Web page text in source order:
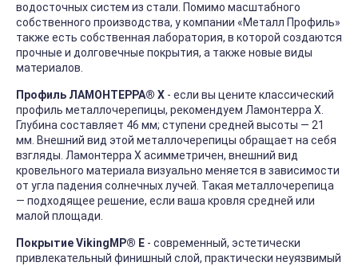
водосточных систем из стали. Помимо масштабного
собственного производства, у компании «Металл Профиль»
также есть собственная лаборатория, в которой создаются
прочные и долговечные покрытия, а также новые виды
материалов.
Профиль ЛАМОНТЕРРА® X - если вы цените классический
профиль металлочерепицы, рекомендуем Ламонтерра X.
Глубина составляет 46 мм; ступени средней высоты — 21
мм. Внешний вид этой металлочерепицы обращает на себя
взгляды. Ламонтерра X асимметричен, внешний вид
кровельного материала визуально меняется в зависимости
от угла падения солнечных лучей. Такая металлочерепица
— подходящее решение, если ваша кровля средней или
малой площади.
Покрытие VikingMP® E - современный, эстетически
привлекательный финишный слой, практически неуязвимый